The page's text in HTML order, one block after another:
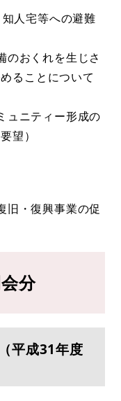
人宅等への避難
おくれを生じさ
ることについて
ュニティー形成の
望）
・復興事業の促
分
平成31年度